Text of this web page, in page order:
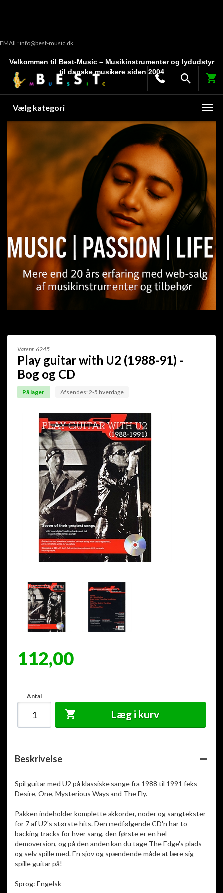
EMAIL: info@best-music.dk
Velkommen til Best-Music – Musikinstrumenter og lydudstyr
til danske musikere siden 2004
Vælg kategori
Varenr. 6245
Play guitar with U2 (1988-91) -
Bog og CD
På lager Afsendes: 2-5 hverdage
112,00
Antal
Læg i kurv
Beskrivelse
Spil guitar med U2 på klassiske sange fra 1988 til 1991 feks
Desire, One, Mysterious Ways and The Fly.
Pakken indeholder komplette akkorder, noder og sangtekster
for 7 af U2's største hits. Den medfølgende CD'n har to
backing tracks for hver sang, den første er en hel
demoversion, og på den anden kan du tage The Edge's plads
og selv spille med. En sjov og spændende måde at lære sig
spille guitar på!
Sprog: Engelsk